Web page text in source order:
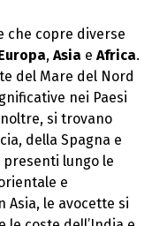
che copre diverse
, Asia e Africa.
del Mare del Nord
nei Paesi
si trovano
della Spagna e
presenti lungo le
e
Asia, le avocette si